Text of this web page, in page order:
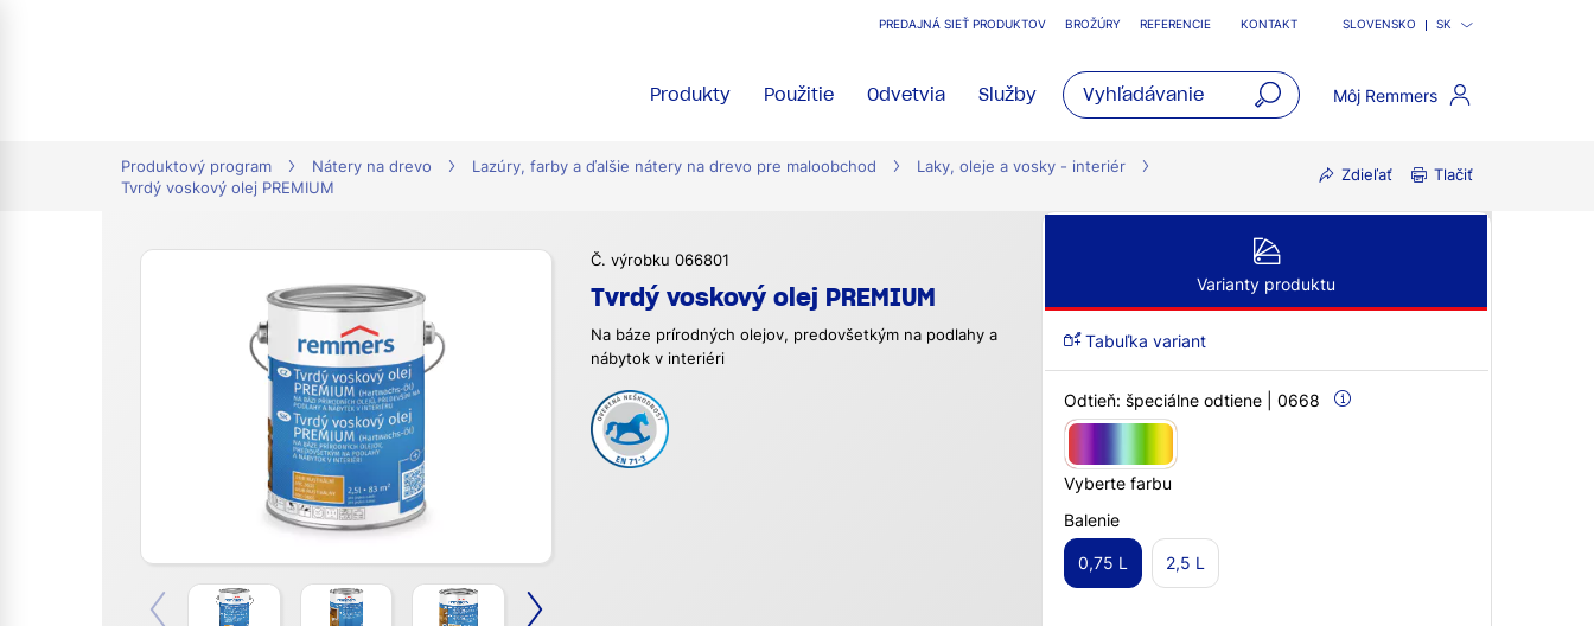
PREDAJNÁ SIEŤ PRODUKTOV BROŽÚRY REFERENCIE KONTAKT SLOVENSKO SK
Produkty Použitie Odvetvia Služby Môj Remmers
Produktový program Nátery na drevo Lazúry, farby a ďalšie nátery na drevo pre maloobchod
Laky, oleje a vosky - interiér
Tvrdý voskový olej PREMIUM
Zdieľať Tlačiť
Č. výrobku 066801
Tvrdý voskový olej PREMIUM
Na báze prírodných olejov, predovšetkým na podlahy a
nábytok v interiéri
Varianty produktu
Tabuľka variant
Odtieň: špeciálne odtiene | 0668
Vyberte farbu
Balenie
0,75 L 2,5 L